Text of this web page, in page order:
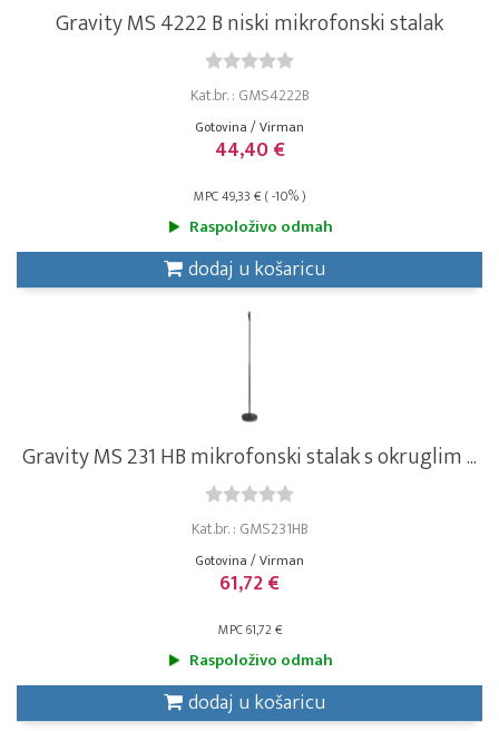
Gravity MS 4222 B niski mikrofonski stalak
Kat.br. : GMS4222B
Gotovina / Virman
44,40 €
MPC 49,33 € ( -10% )
Raspoloživo odmah
dodaj u košaricu
Gravity MS 231 HB mikrofonski stalak s okruglim ...
Kat.br. : GMS231HB
Gotovina / Virman
61,72 €
MPC 61,72 €
Raspoloživo odmah
dodaj u košaricu